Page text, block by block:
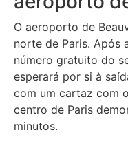
O aeroporto de
norte de Paris. Após
número gratuito do
esperará por si à
com um cartaz com
centro de Paris
minutos.